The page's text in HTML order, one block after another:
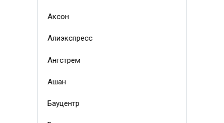
Аксон
Алиэкспресс
Ангстрем
Ашан
Бауцентр